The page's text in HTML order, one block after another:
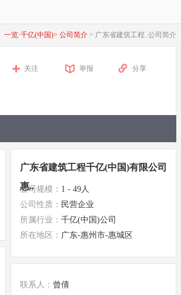
一览·千亿(中国)> 公司简介 > 广东省建筑工程..公司简介
关注 举报 分享
广东省建筑工程千亿(中国)有限公司
惠..
公司规模： 1 - 49人
公司性质： 民营企业
所属行业： 千亿(中国)公司
所在地区： 广东-惠州市-惠城区
联系人： 曾倩